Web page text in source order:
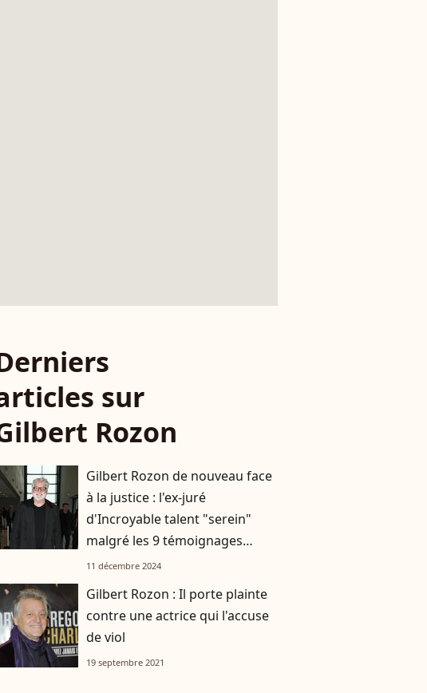
sur
Rozon
Gilbert Rozon de nouveau face
à la justice : l'ex-juré
d'Incroyable talent "serein"
malgré les 9 témoignages
attendus
11 décembre 2024
Gilbert Rozon : Il porte plainte
contre une actrice qui l'accuse
de viol
19 septembre 2021